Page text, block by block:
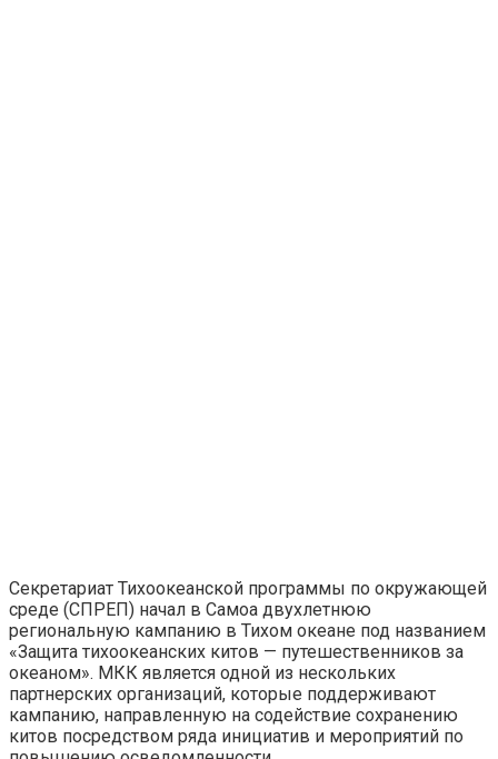
Секретариат Тихоокеанской программы по окружающей
среде (СПРЕП) начал в Самоа двухлетнюю
региональную кампанию в Тихом океане под названием
«Защита тихоокеанских китов — путешественников за
океаном». МКК является одной из нескольких
партнерских организаций, которые поддерживают
кампанию, направленную на содействие сохранению
китов посредством ряда инициатив и мероприятий по